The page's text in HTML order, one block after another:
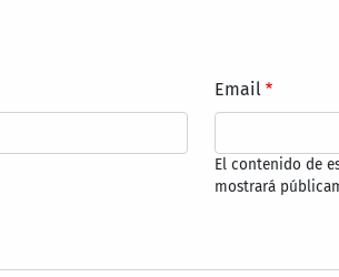
Email
El contenido de
mostrará